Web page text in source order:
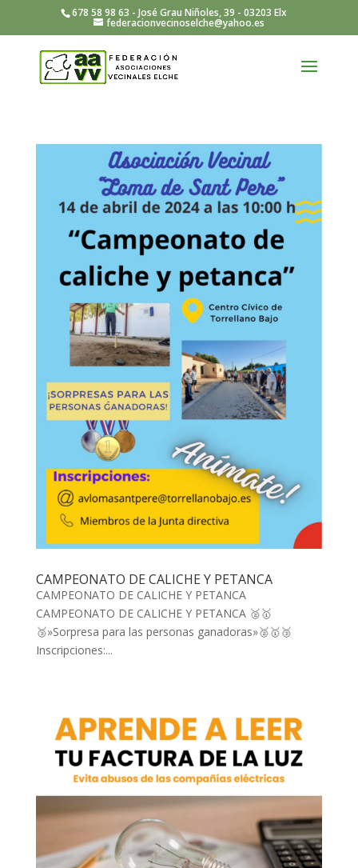
678 58 98 63 - José Grau Niñoles, 39 - 03203 Elx
federacionvecinoselche@yahoo.es
CAMPEONATO DE CALICHE Y PETANCA
CAMPEONATO DE CALICHE Y PETANCA
CAMPEONATO DE CALICHE Y PETANCA 🥈🥇
🥉»Sorpresa para las personas ganadoras»🥈🥇🥉
Inscripciones:...